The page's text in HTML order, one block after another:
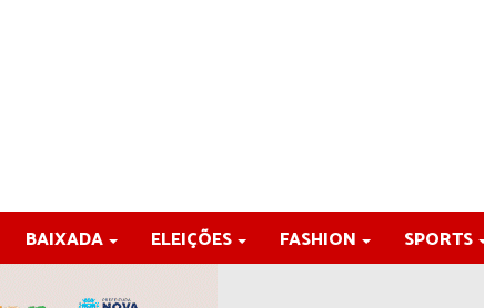
BAIXADA ELEIÇÕES FASHION SPORTS